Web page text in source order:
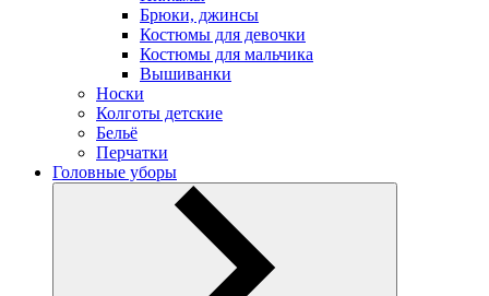
Брюки, джинсы
Костюмы для девочки
Костюмы для мальчика
Вышиванки
Носки
Колготы детские
Бельё
Перчатки
Головные уборы